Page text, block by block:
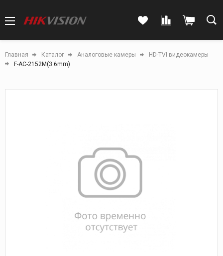
Главная Каталог Аналоговые камеры
HD-TVI видеокамеры
F-AC-2152M(3.6mm)